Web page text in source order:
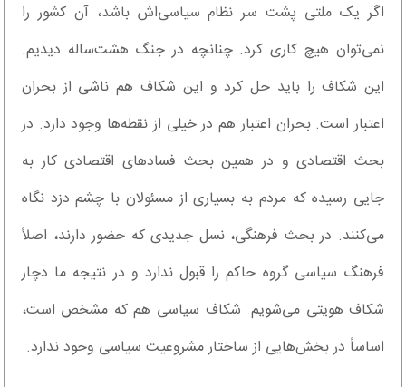
اگر یک ملتی پشت سر نظام سیاسی‌اش باشد، آن کشور را
نمی‌توان هیچ کاری کرد. چنانچه در جنگ هشت‌ساله دیدیم.
این شکاف را باید حل کرد و این شکاف هم ناشی از بحران
اعتبار است. بحران اعتبار هم در خیلی از نقطه‌ها وجود دارد. در
بحث اقتصادی و در همین بحث فسادهای اقتصادی کار به
جایی رسیده که مردم به بسیاری از مسئولان با چشم دزد نگاه
می‌کنند. در بحث فرهنگی، نسل جدیدی که حضور دارند، اصلاً
فرهنگ سیاسی گروه حاکم را قبول ندارد و در نتیجه ما دچار
شکاف هویتی می‌شویم. شکاف سیاسی هم که مشخص است،
اساساً در بخش‌هایی از ساختار مشروعیت سیاسی وجود ندارد.